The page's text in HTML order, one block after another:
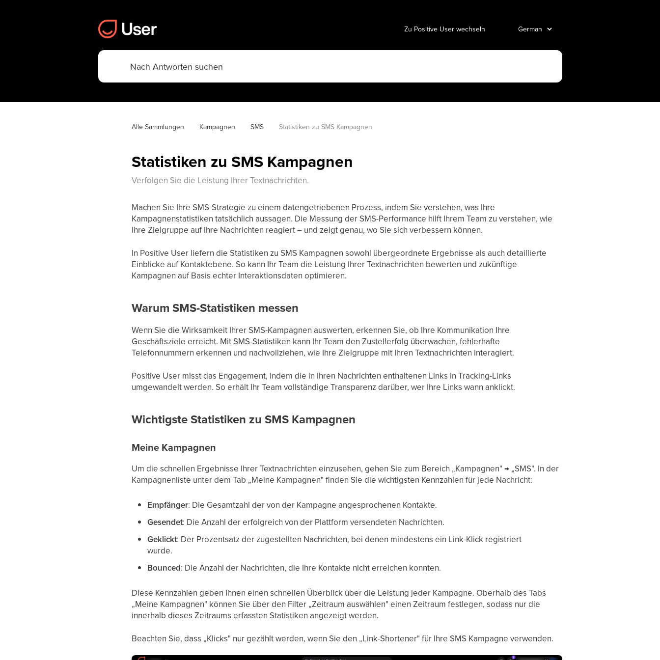
Zu Positive User wechseln
Alle Sammlungen Kampagnen SMS Statistiken zu SMS Kampagnen
Statistiken zu SMS Kampagnen
Verfolgen Sie die Leistung Ihrer Textnachrichten.
Machen Sie Ihre SMS-Strategie zu einem datengetriebenen Prozess, indem Sie verstehen, was Ihre
Kampagnenstatistiken tatsächlich aussagen. Die Messung der SMS-Performance hilft Ihrem Team zu verstehen, wie
Ihre Zielgruppe auf Ihre Nachrichten reagiert – und zeigt genau, wo Sie sich verbessern können.
In Positive User liefern die Statistiken zu SMS Kampagnen sowohl übergeordnete Ergebnisse als auch detaillierte
Einblicke auf Kontaktebene. So kann Ihr Team die Leistung Ihrer Textnachrichten bewerten und zukünftige
Kampagnen auf Basis echter Interaktionsdaten optimieren.
Warum SMS-Statistiken messen
Wenn Sie die Wirksamkeit Ihrer SMS-Kampagnen auswerten, erkennen Sie, ob Ihre Kommunikation Ihre
Geschäftsziele erreicht. Mit SMS-Statistiken kann Ihr Team den Zustellerfolg überwachen, fehlerhafte
Telefonnummern erkennen und nachvollziehen, wie Ihre Zielgruppe mit Ihren Textnachrichten interagiert.
Positive User misst das Engagement, indem die in Ihren Nachrichten enthaltenen Links in Tracking-Links
umgewandelt werden. So erhält Ihr Team vollständige Transparenz darüber, wer Ihre Links wann anklickt.
Wichtigste Statistiken zu SMS Kampagnen
Meine Kampagnen
Um die schnellen Ergebnisse Ihrer Textnachrichten einzusehen, gehen Sie zum Bereich „Kampagnen" → „SMS". In der
Kampagnenliste unter dem Tab „Meine Kampagnen" finden Sie die wichtigsten Kennzahlen für jede Nachricht:
Empfänger: Die Gesamtzahl der von der Kampagne angesprochenen Kontakte.
Gesendet: Die Anzahl der erfolgreich von der Plattform versendeten Nachrichten.
Geklickt: Der Prozentsatz der zugestellten Nachrichten, bei denen mindestens ein Link-Klick registriert
wurde.
Bounced: Die Anzahl der Nachrichten, die Ihre Kontakte nicht erreichen konnten.
Diese Kennzahlen geben Ihnen einen schnellen Überblick über die Leistung jeder Kampagne. Oberhalb des Tabs
„Meine Kampagnen" können Sie über den Filter „Zeitraum auswählen" einen Zeitraum festlegen, sodass nur die
innerhalb dieses Zeitraums erfassten Statistiken angezeigt werden.
Beachten Sie, dass „Klicks" nur gezählt werden, wenn Sie den „Link-Shortener" für Ihre SMS Kampagne verwenden.